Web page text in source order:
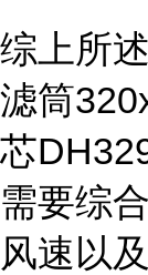
综上所
滤筒
芯
需要综
风速以